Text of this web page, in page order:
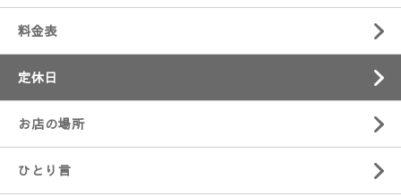
料金表
定休日
お店の場所
ひとり言